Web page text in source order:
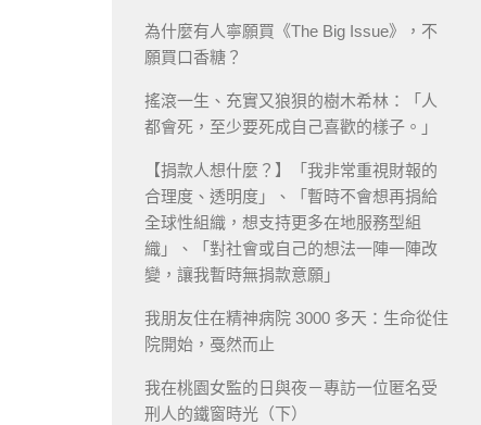
為什麼有人寧願買《The Big Issue》，不
願買口香糖？
搖滾一生、充實又狼狽的樹木希林：「人
都會死，至少要死成自己喜歡的樣子。」
【捐款人想什麼？】「我非常重視財報的
合理度、透明度」、「暫時不會想再捐給
全球性組織，想支持更多在地服務型組
織」、「對社會或自己的想法一陣一陣改
變，讓我暫時無捐款意願」
我朋友住在精神病院 3000 多天：生命從住
院開始，戞然而止
我在桃園女監的日與夜－專訪一位匿名受
刑人的鐵窗時光（下）